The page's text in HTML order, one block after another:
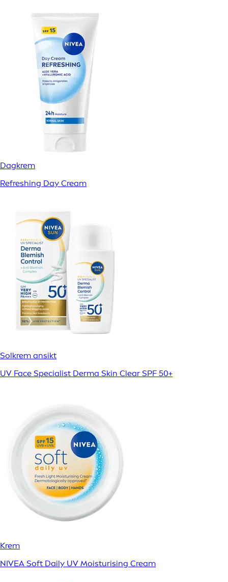
Dagkrem
Refreshing Day Cream
Solkrem ansikt
UV Face Specialist Derma Skin Clear SPF 50+
Krem
NIVEA Soft Daily UV Moisturising Cream